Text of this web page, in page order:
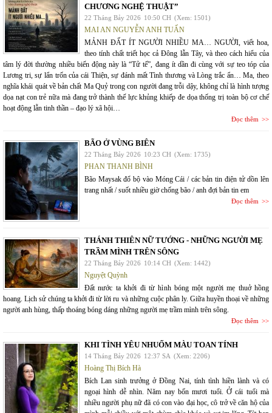
CHƯƠNG NGHỆ THUẬT”
22 Tháng Bảy 2026 10:50 CH (Xem: 1501)
MAI AN NGUYỄN ANH TUẤN
MẢNH ĐẤT ÍT NGƯỜI NHIỀU MA… NGƯỜI, viết hoa,
theo tính chất triết học cả Đông lẫn Tây, và theo cách hiểu của
tâm lý đời thường nhiều biến động này là “Tử tế”, đang ít dần đi cùng với sự teo tóp của
Lương tri, sự lẩn trốn của cái Thiện, sự đánh mất Tình thương và Lòng trắc ẩn… Ma, theo
nghĩa khái quát về bản chất Ma Quỷ trong con người đang trỗi dậy, không chỉ là hình tượng
dọa nạt con trẻ nữa mà đang trở thành thế lực khủng khiếp đe dọa thống trị toàn bộ cơ chế
hoạt động lẫn tinh thần – đạo lý xã hội…
Đọc thêm
BÃO Ở VÙNG BIÊN
22 Tháng Bảy 2026 10:23 CH (Xem: 1735)
PHAN THANH BÌNH
Bão Maysak đổ bộ vào Móng Cái / các bản tin điện tử dồn lên
trang nhất / suốt nhiều giờ chống bão / anh đợi bản tin em
Đọc thêm
THÁNH THIÊN NỮ TƯỚNG - NHỮNG NGƯỜI MẸ
TRẦM MÌNH TRÊN SÔNG
22 Tháng Bảy 2026 10:14 CH (Xem: 1442)
Nguyệt Quỳnh
Đất nước ta khởi đi từ hình bóng một người mẹ thuở hồng
hoang. Lịch sử chúng ta khởi đi từ lời ru và những cuộc phân ly. Giữa huyền thoại về những
người anh hùng, thấp thoáng bóng dáng những người mẹ trầm mình trên sông.
Đọc thêm
KHI TÌNH YÊU NHUỐM MÀU TOAN TÍNH
14 Tháng Bảy 2026 12:37 SA (Xem: 2206)
Hoàng Thị Bích Hà
Bích Lan sinh trưởng ở Đồng Nai, tính tình hiền lành và có
ngoại hình dễ nhìn. Năm nay bốn mươi tuổi. Ở cái tuổi mà
nhiều người phụ nữ đã có con vào đại học, cô trở về căn hộ của